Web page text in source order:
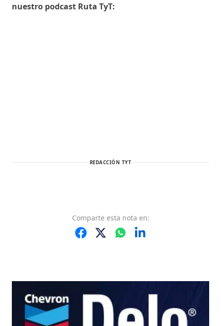
nuestro podcast Ruta TyT:
REDACCIÓN TYT
Comparte esta nota en: